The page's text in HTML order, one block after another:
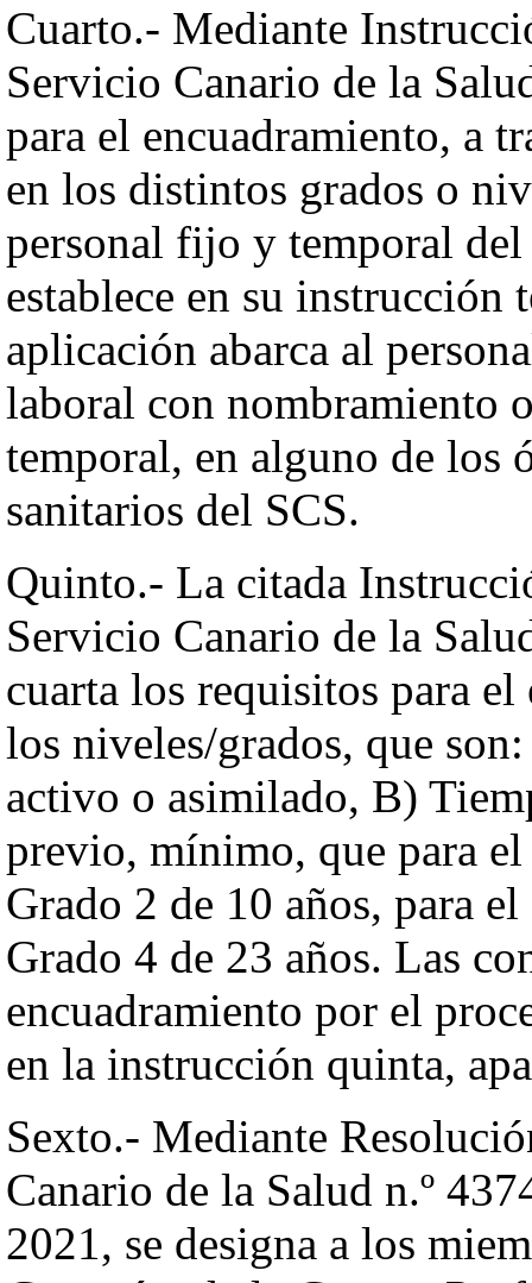
Cuarto.- Mediante
Servicio Canario de la
para el encuadramiento, a
en los distintos grados o
personal fijo y temporal
establece en su instrucción
aplicación abarca al
laboral con nombramiento
temporal, en alguno de los
sanitarios del SCS.
Quinto.- La citada
Servicio Canario de la
cuarta los requisitos para
los niveles/grados, que
activo o asimilado, B)
previo, mínimo, que para el
Grado 2 de 10 años, para
Grado 4 de 23 años. Las
encuadramiento por el
en la instrucción quinta,
Sexto.- Mediante
Canario de la Salud n.º
2021, se designa a los